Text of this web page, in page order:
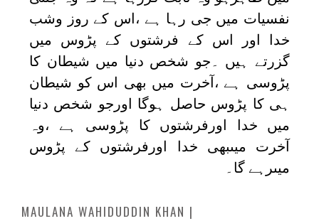
نفسیات میں جی رہا ہے ،اس کے روز وشب
خدا اور اس کے فرشتوں کے پڑوس میں
گزرتے ہیں ۔جو شخص دنیا میں شیطان کا
پڑوسی ہے ،آخرت میں بھی اس کو شیطان
ہی کا پڑوس حاصل ہوگا اورجو شخص دنیا
میں خدا اورفرشتوں کا پڑوسی ہے ،وہ
آخرت میںبھی خدا اورفرشتوں کے پڑوس
میںرہے گا۔
MAULANA WAHIDUDDIN KHAN